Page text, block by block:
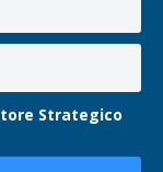
Strategico